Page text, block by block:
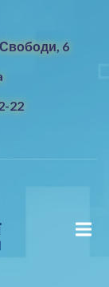
Свободи, 6
22